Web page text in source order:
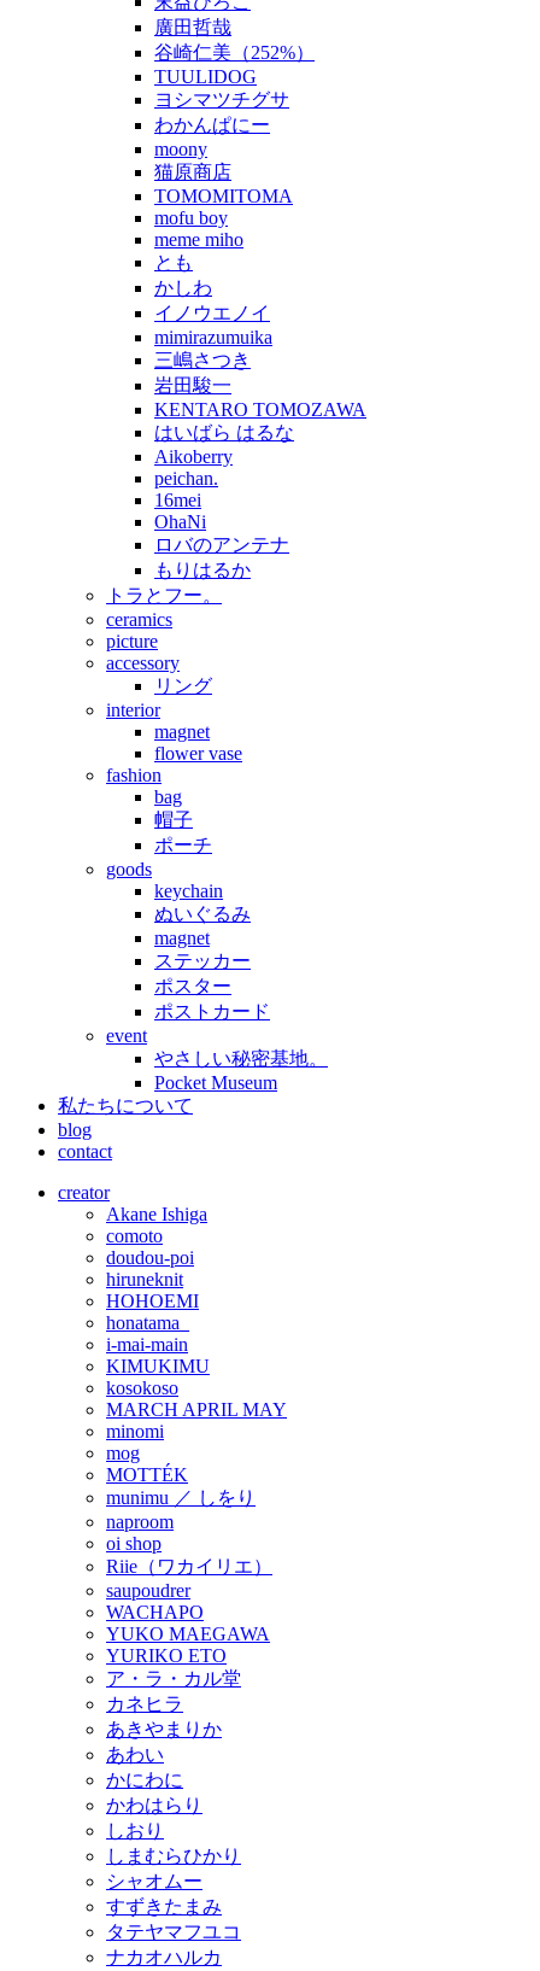
廣田哲哉
谷崎仁美（252%）
TUULIDOG
ヨシマツチグサ
わかんぱにー
moony
猫原商店
TOMOMITOMA
mofu boy
meme miho
とも
かしわ
イノウエノイ
mimirazumuika
三嶋さつき
岩田駿一
KENTARO TOMOZAWA
はいばら はるな
Aikoberry
peichan.
16mei
OhaNi
ロバのアンテナ
もりはるか
トラとフー。
ceramics
picture
accessory
リング
interior
magnet
flower vase
fashion
bag
帽子
ポーチ
goods
keychain
ぬいぐるみ
magnet
ステッカー
ポスター
ポストカード
event
やさしい秘密基地。
Pocket Museum
私たちについて
blog
contact
creator
Akane Ishiga
comoto
doudou-poi
hiruneknit
HOHOEMI
honatama_
i-mai-main
KIMUKIMU
kosokoso
MARCH APRIL MAY
minomi
mog
MOTTÉK
munimu ／ しをり
naproom
oi shop
Riie（ワカイリエ）
saupoudrer
WACHAPO
YUKO MAEGAWA
YURIKO ETO
ア・ラ・カル堂
カネヒラ
あきやまりか
あわい
かにわに
かわはらり
しおり
しまむらひかり
シャオムー
すずきたまみ
タテヤマフユコ
ナカオハルカ